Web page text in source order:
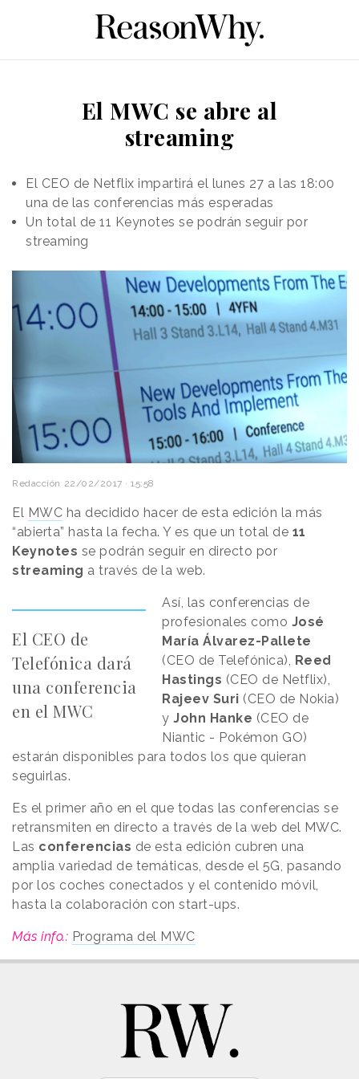
El MWC se abre al
streaming
El CEO de Netflix impartirá el lunes 27 a las 18:00
una de las conferencias más esperadas
Un total de 11 Keynotes se podrán seguir por
streaming
Redacción 22/02/2017 · 15:58
El MWC ha decidido hacer de esta edición la más
“abierta” hasta la fecha. Y es que un total de 11
Keynotes se podrán seguir en directo por
streaming a través de la web.
El CEO de
Telefónica dará
una conferencia
en el MWC
Así, las conferencias de
profesionales como José
María Álvarez-Pallete
(CEO de Telefónica), Reed
Hastings (CEO de Netflix),
Rajeev Suri (CEO de Nokia)
yJohn Hanke (CEO de
Niantic - Pokémon GO)
estarán disponibles para todos los que quieran
seguirlas.
Es el primer año en el que todas las conferencias se
retransmiten en directo a través de la web del MWC.
Las conferencias de esta edición cubren una
amplia variedad de temáticas, desde el 5G, pasando
por los coches conectados y el contenido móvil,
hasta la colaboración con start-ups.
Más info.: Programa del MWC